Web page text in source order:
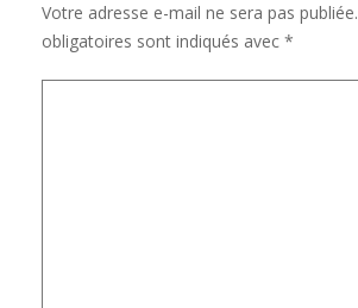
Votre adresse e-mail ne sera pas publiée.
obligatoires sont indiqués avec *